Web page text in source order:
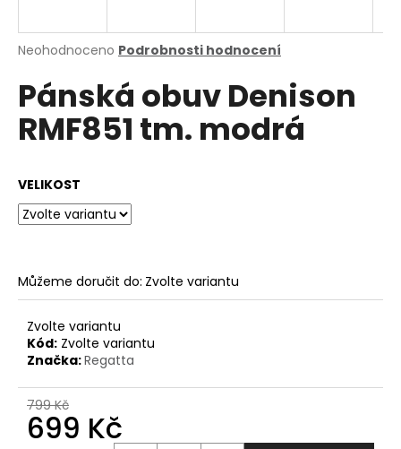
Průměrné
produktu
je
0,0
Neohodnoceno Podrobnosti hodnocení
Pánská obuv Denison
RMF851 tm. modrá
VELIKOST
Můžeme doručit do: Zvolte variantu
Zvolte variantu
Kód: Zvolte variantu
Značka:Regatta
799 Kč
699 Kč
j
t
?
D
o
p
o
u
č
u